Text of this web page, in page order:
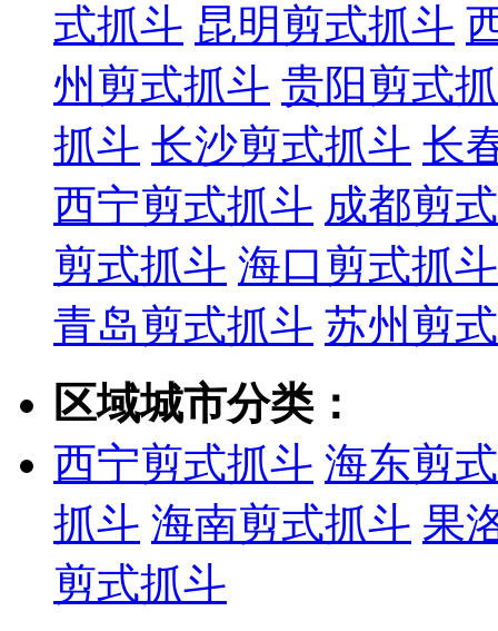
式抓斗 昆明剪式抓斗
州剪式抓斗 贵阳剪式
抓斗 长沙剪式抓斗 长
西宁剪式抓斗 成都剪
剪式抓斗 海口剪式抓斗
青岛剪式抓斗 苏州剪
区域城市分类：
西宁剪式抓斗 海东剪
抓斗 海南剪式抓斗 果
剪式抓斗